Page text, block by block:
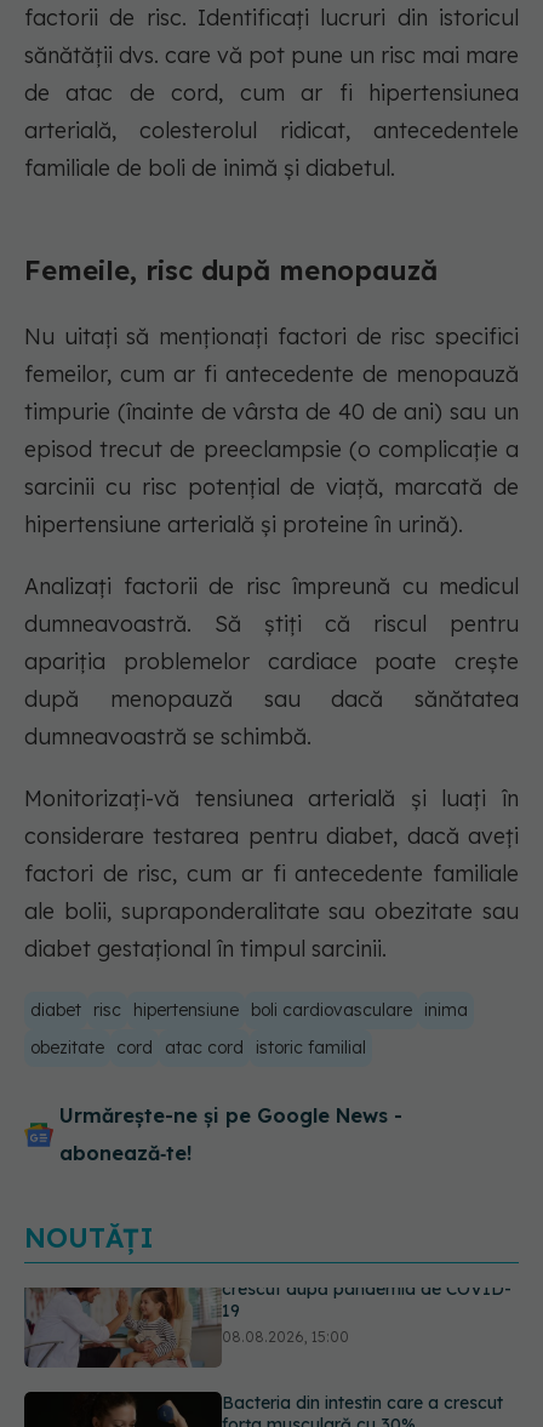
factorii de risc. Identificați lucruri din istoricul
sănătății dvs. care vă pot pune un risc mai mare
de atac de cord, cum ar fi hipertensiunea
arterială, colesterolul ridicat, antecedentele
familiale de boli de inimă și diabetul.
Femeile, risc după menopauză
Nu uitați să menționați factori de risc specifici
femeilor, cum ar fi antecedente de menopauză
timpurie (înainte de vârsta de 40 de ani) sau un
episod trecut de preeclampsie (o complicație a
sarcinii cu risc potențial de viață, marcată de
hipertensiune arterială și proteine ​​în urină).
Analizați factorii de risc împreună cu medicul
dumneavoastră. Să știți că riscul pentru
apariția problemelor cardiace poate crește
după menopauză sau dacă sănătatea
dumneavoastră se schimbă.
Monitorizați-vă tensiunea arterială și luați în
considerare testarea pentru diabet, dacă aveți
factori de risc, cum ar fi antecedente familiale
ale bolii, supraponderalitate sau obezitate sau
diabet gestațional în timpul sarcinii.
diabet risc hipertensiune boli cardiovasculare
inima
obezitate
cord atac cord istoric familial
Urmărește-ne și pe Google News -
abonează‑te!
NOUTĂȚI
Bacteria din intestin care a crescut
forța musculară cu 30%